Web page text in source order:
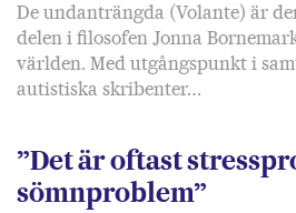
De undanträngda (Volante) är
delen i filosofen Jonna
världen. Med utgångspunkt i
autistiska skribenter…
”Det är oftast
sömn­problem”